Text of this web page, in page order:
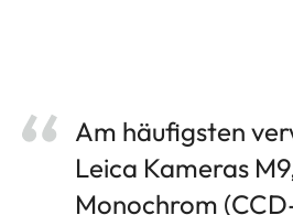
Am häufigsten
Leica Kameras
Monochrom